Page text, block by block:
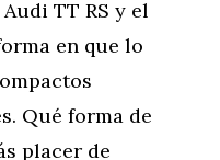
TT RS y el
en que lo
Qué forma de
placer de